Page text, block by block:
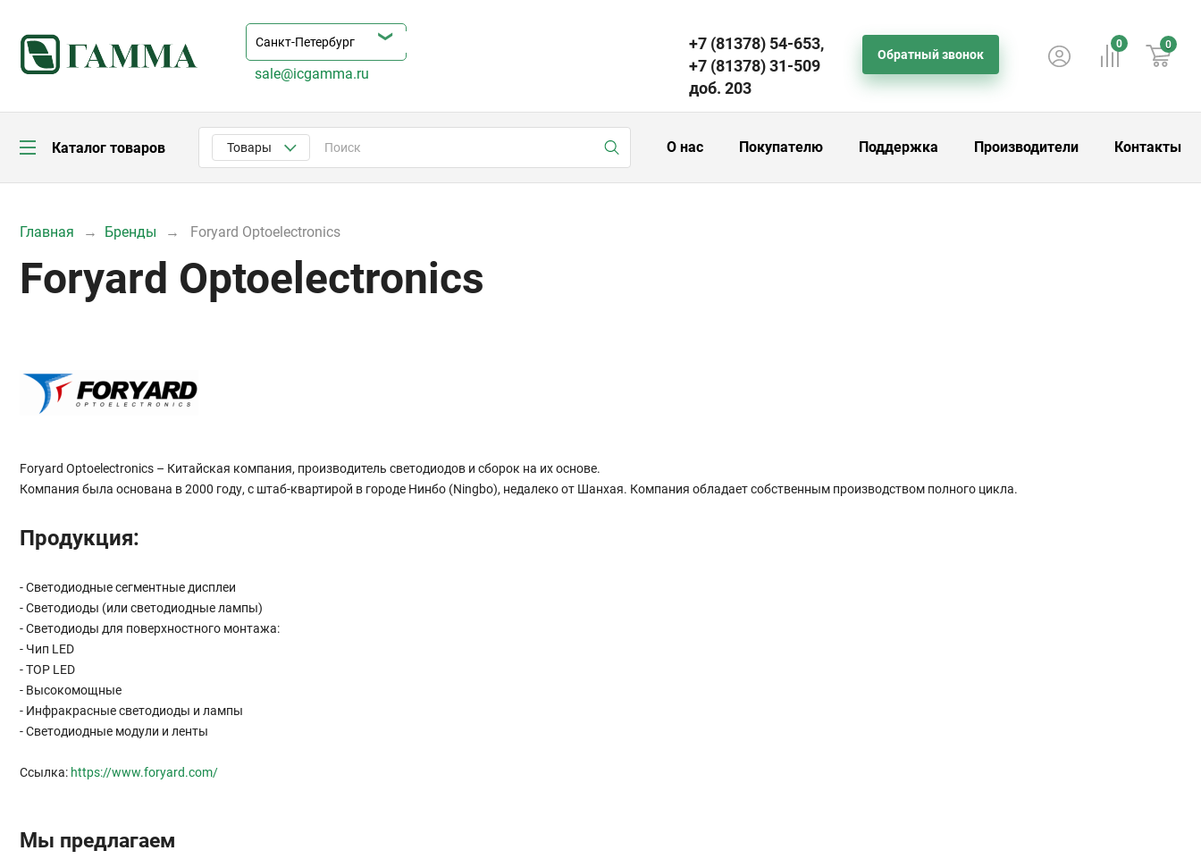
+7 (81378) 54-653,
+7 (81378) 31-509
доб. 203
Обратный звонок
sale@icgamma.ru
0 0
Каталог товаров Товары О нас Покупателю Поддержка Производители Контакты
Главная Бренды Foryard Optoelectronics
Foryard Optoelectronics
Foryard Optoelectronics – Китайская компания, производитель светодиодов и сборок на их основе.
Компания была основана в 2000 году, с штаб-квартирой в городе Нинбо (Ningbo), недалеко от Шанхая. Компания обладает собственным производством полного цикла.
Продукция:
- Светодиодные сегментные дисплеи
- Светодиоды (или светодиодные лампы)
- Светодиоды для поверхностного монтажа:
- Чип LED
- TOP LED
- Высокомощные
- Инфракрасные светодиоды и лампы
- Светодиодные модули и ленты
Ссылка: https://www.foryard.com/
Мы предлагаем